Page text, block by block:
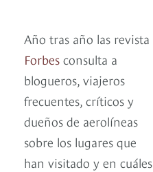
Año tras año las revista
Forbes consulta a
blogueros, viajeros
frecuentes, críticos y
dueños de aerolíneas
sobre los lugares que
han visitado y en cuáles